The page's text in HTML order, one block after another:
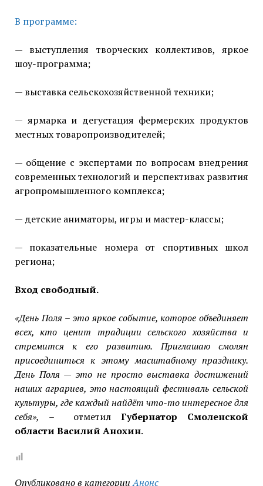
В программе:
— выступления творческих коллективов, яркое
шоу-программа;
— выставка сельскохозяйственной техники;
— ярмарка и дегустация фермерских продуктов
местных товаропроизводителей;
— общение с экспертами по вопросам внедрения
современных технологий и перспективах развития
агропромышленного комплекса;
— детские аниматоры, игры и мастер-классы;
— показательные номера от спортивных школ
региона;
Вход свободный.
«День Поля –это яркое событие, которое объединяет
всех, кто ценит традиции сельского хозяйства и
стремится к его развитию. Приглашаю смолян
присоединиться к этому масштабному празднику.
День Поля — это не просто выставка достижений
наших аграриев, это настоящий фестиваль сельской
культуры, где каждый найдёт что-то интересное для
себя», – отметилГубернатор Смоленской
области Василий Анохин.
Опубликовано в категории Анонс